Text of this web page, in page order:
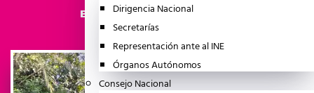
Dirigencia Nacional
Secretarías
Representación ante al INE
Órganos Autónomos
Consejo Nacional
BOLETINES enero 25, 2026